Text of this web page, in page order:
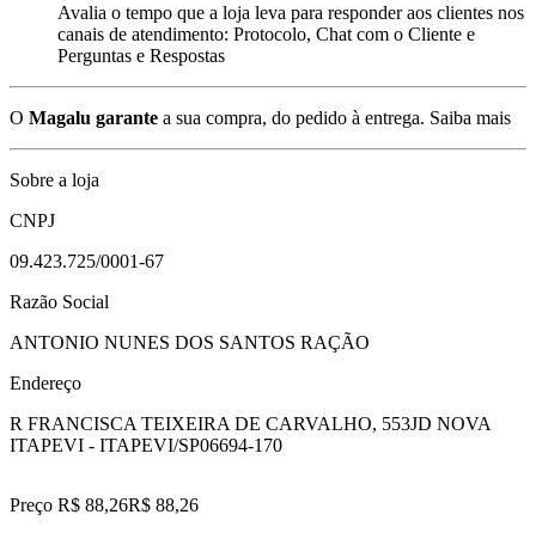
Avalia o tempo que a loja leva para responder aos clientes nos
canais de atendimento: Protocolo, Chat com o Cliente e
Perguntas e Respostas
O Magalu garante a sua compra, do pedido à entrega. Saiba mais
Sobre a loja
CNPJ
09.423.725/0001-67
Razão Social
ANTONIO NUNES DOS SANTOS RAÇÃO
Endereço
R FRANCISCA TEIXEIRA DE CARVALHO, 553JD NOVA
ITAPEVI - ITAPEVI/SP06694-170
Preço R$ 88,26R$ 88,26